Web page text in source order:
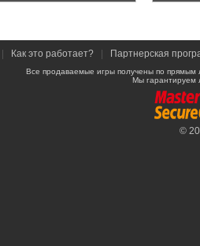
Как это работает? Партнерская
Все продаваемые игры получены по
Мы гарантируем
©